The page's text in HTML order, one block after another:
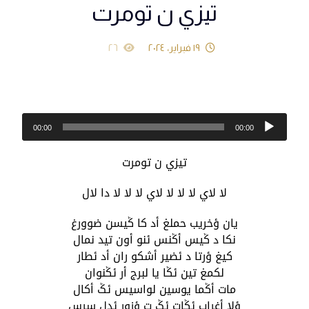
تيزي ن تومرت
١٩ فبراير، ٢٠٢٤ ٢٦
مشغل
الصوت 00:00
00:00
تيزي ن تومرت
لا لاي لا لا لا لاي لا لا لا دا لال
يان ؤخريب حملغ أد كا ݣيسن ضوورغ
نكا د ݣيس أݣنس ئنو أون تيد نمال
كيغ ؤرتا د ئضير أشكو ران أد ئطار
لكمغ تين ئݣا يا لبرج أر ئݣنوان
مات أݣما يوسين لواسيس ئݣ أكال